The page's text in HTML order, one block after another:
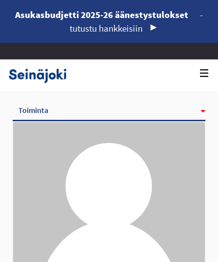
Asukasbudjetti 2025-26 äänestystulokset
-
tutustu hankkeisiin
Toiminta